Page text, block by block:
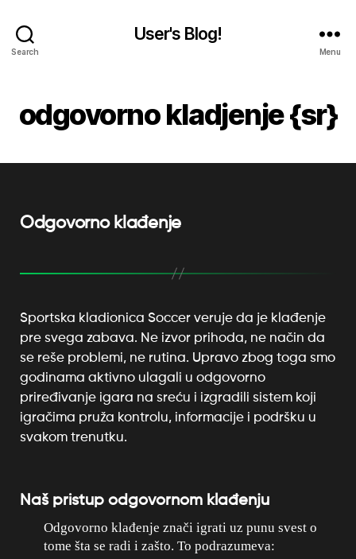
Search
User's Blog!
Menu
odgovorno kladjenje {sr}
Odgovorno klađenje
Sportska kladionica Soccer veruje da je klađenje
pre svega zabava. Ne izvor prihoda, ne način da
se reše problemi, ne rutina. Upravo zbog toga smo
godinama aktivno ulagali u odgovorno
priređivanje igara na sreću i izgradili sistem koji
igračima pruža kontrolu, informacije i podršku u
svakom trenutku.
Naš pristup odgovornom klađenju
Odgovorno klađenje znači igrati uz punu svest o
tome šta se radi i zašto. To podrazumeva: